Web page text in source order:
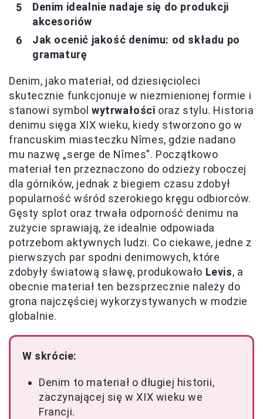
Denim idealnie nadaje się do produkcji
akcesoriów
Jak ocenić jakość denimu: od składu po
gramaturę
Denim, jako materiał, od dziesięcioleci
skutecznie funkcjonuje w niezmienionej formie i
stanowi symbol wytrwałości oraz stylu. Historia
denimu sięga XIX wieku, kiedy stworzono go w
francuskim miasteczku Nîmes, gdzie nadano
mu nazwę „serge de Nîmes”. Początkowo
materiał ten przeznaczono do odzieży roboczej
dla górników, jednak z biegiem czasu zdobył
popularność wśród szerokiego kręgu odbiorców.
Gęsty splot oraz trwała odporność denimu na
zużycie sprawiają, że idealnie odpowiada
potrzebom aktywnych ludzi. Co ciekawe, jedne z
pierwszych par spodni denimowych, które
zdobyły światową sławę, produkowało Levis, a
obecnie materiał ten bezsprzecznie należy do
grona najczęściej wykorzystywanych w modzie
globalnie.
W skrócie:
Denim to materiał o długiej historii,
zaczynającej się w XIX wieku we
Francji.